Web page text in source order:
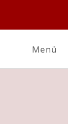
Menü